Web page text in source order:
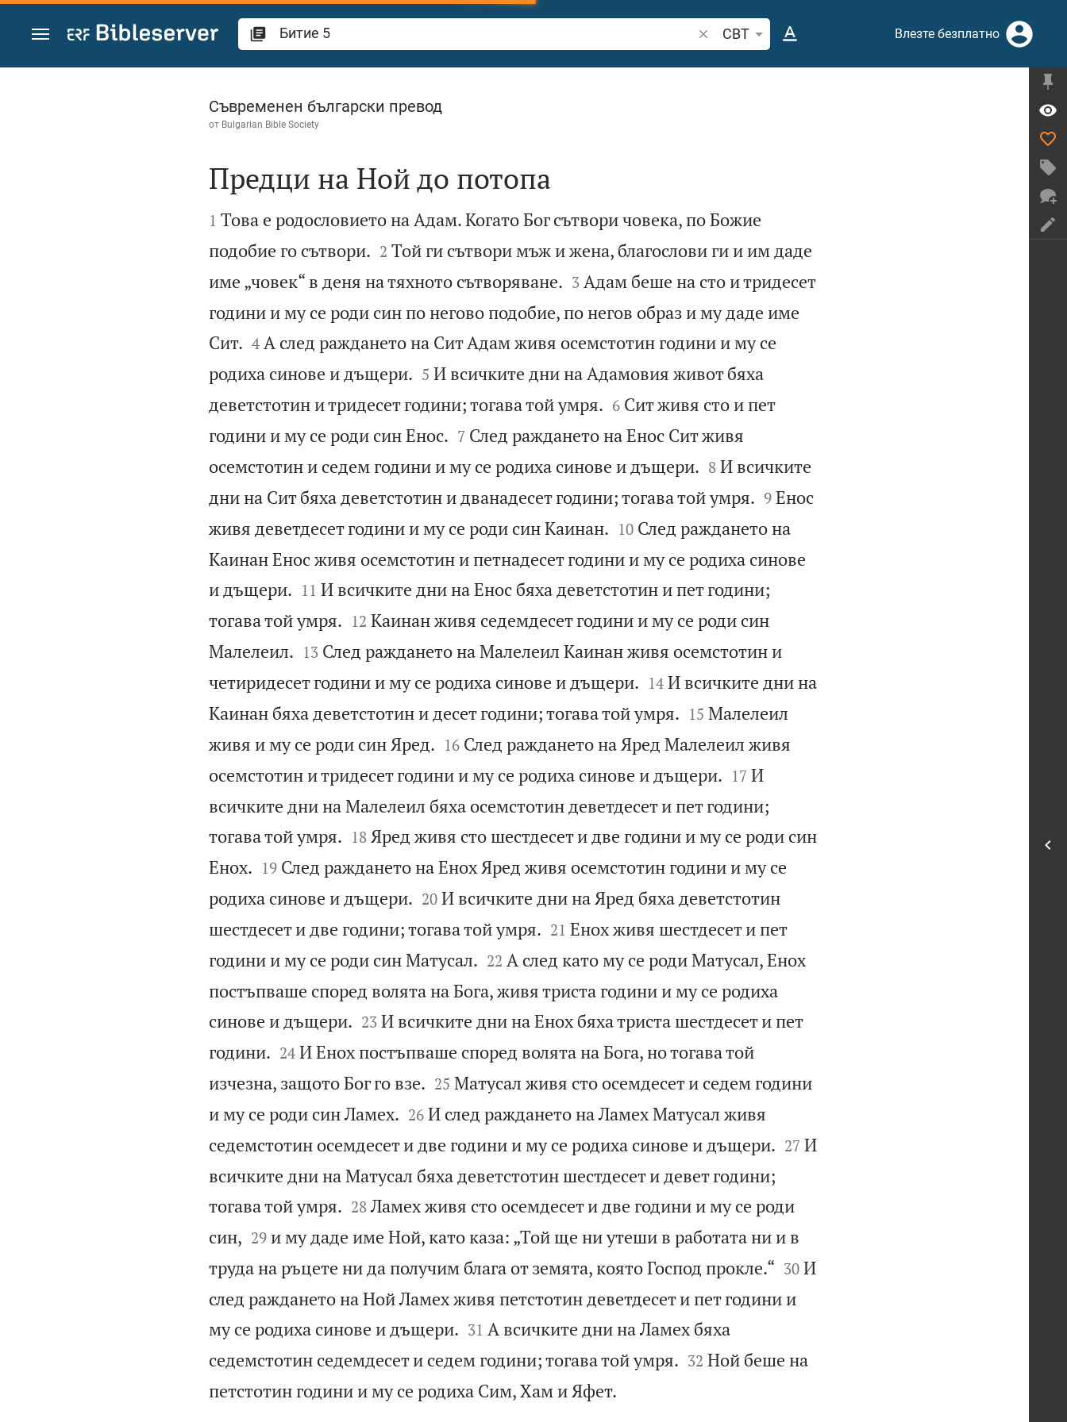
Преминете към съдържанието
Търсете стих или дума в Библията
CBT Влезте безплатно
Битие 5
Съвременен български превод
от Bulgarian Bible Society

Предци на Ной до потопа

1 Това е родословието на Адам. Когато Бог сътвори човека, по Божие
подобие го сътвори.
2 Той ги сътвори мъж и жена, благослови ги и им даде
име „човек“ в деня на тяхното сътворяване.
3 Адам беше на сто и тридесет
години и му се роди син по негово подобие, по негов образ и му даде име
Сит.
4 А след раждането на Сит Адам живя осемстотин години и му се
родиха синове и дъщери.
5 И всичките дни на Адамовия живот бяха
деветстотин и тридесет години; тогава той умря.
6 Сит живя сто и пет
години и му се роди син Енос.
7 След раждането на Енос Сит живя
осемстотин и седем години и му се родиха синове и дъщери.
8 И всичките
дни на Сит бяха деветстотин и дванадесет години; тогава той умря.
9 Енос
живя деветдесет години и му се роди син Каинан.
10 След раждането на
Каинан Енос живя осемстотин и петнадесет години и му се родиха синове
и дъщери.
11 И всичките дни на Енос бяха деветстотин и пет години;
тогава той умря.
12 Каинан живя седемдесет години и му се роди син
Малелеил.
13 След раждането на Малелеил Каинан живя осемстотин и
четиридесет години и му се родиха синове и дъщери.
14 И всичките дни на
Каинан бяха деветстотин и десет години; тогава той умря.
15 Малелеил
живя и му се роди син Яред.
16 След раждането на Яред Малелеил живя
осемстотин и тридесет години и му се родиха синове и дъщери.
17 И
всичките дни на Малелеил бяха осемстотин деветдесет и пет години;
тогава той умря.
18 Яред живя сто шестдесет и две години и му се роди син
Енох.
19 След раждането на Енох Яред живя осемстотин години и му се
родиха синове и дъщери.
20 И всичките дни на Яред бяха деветстотин
шестдесет и две години; тогава той умря.
21 Енох живя шестдесет и пет
години и му се роди син Матусал.
22 А след като му се роди Матусал, Енох
постъпваше според волята на Бога, живя триста години и му се родиха
синове и дъщери.
23 И всичките дни на Енох бяха триста шестдесет и пет
години.
24 И Енох постъпваше според волята на Бога, но тогава той
изчезна, защото Бог го взе.
25 Матусал живя сто осемдесет и седем години
и му се роди син Ламех.
26 И след раждането на Ламех Матусал живя
седемстотин осемдесет и две години и му се родиха синове и дъщери.
27 И
всичките дни на Матусал бяха деветстотин шестдесет и девет години;
тогава той умря.
28 Ламех живя сто осемдесет и две години и му се роди
син,
29 и му даде име Ной, като каза: „Той ще ни утеши в работата ни и в
труда на ръцете ни да получим блага от земята, която Господ прокле.“
30 И
след раждането на Ной Ламех живя петстотин деветдесет и пет години и
му се родиха синове и дъщери.
31 А всичките дни на Ламех бяха
седемстотин седемдесет и седем години; тогава той умря.
32 Ной беше на
петстотин години и му се родиха Сим, Хам и Яфет.